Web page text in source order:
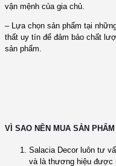
vận mệnh của gia chủ.
– Lựa chọn sản phẩm tại
thất uy tín để đảm bảo chất
sản phẩm.
VÌ SAO NÊN MUA SẢN
Salacia Decor luôn tư
và là thương hiệu được